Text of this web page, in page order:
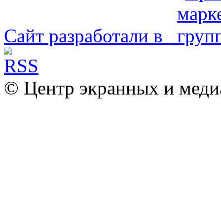
Сайт разработали в
© Центр экранных и